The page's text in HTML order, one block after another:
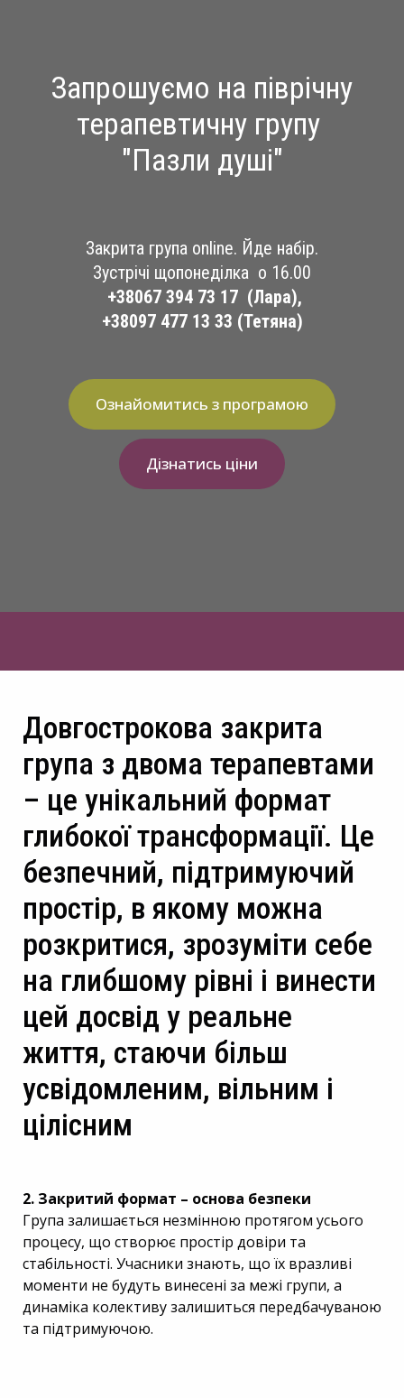
Запрошуємо на піврічну
терапевтичну групу
"Пазли душі"
Закрита група online. Йде набір.
Зустрічі щопонеділка о 16.00
+38067 394 73 17 (Лара),
+38097 477 13 33 (Тетяна)
Ознайомитись з програмою
Дізнатись ціни
Довгострокова закрита
група з двома терапевтами
– це унікальний формат
глибокої трансформації. Це
безпечний, підтримуючий
простір, в якому можна
розкритися, зрозуміти себе
на глибшому рівні і винести
цей досвід у реальне
життя, стаючи більш
усвідомленим, вільним і
цілісним
2. Закритий формат – основа безпеки
Група залишається незмінною протягом усього
процесу, що створює простір довіри та
стабільності. Учасники знають, що їх вразливі
моменти не будуть винесені за межі групи, а
динаміка колективу залишиться передбачуваною
та підтримуючою.